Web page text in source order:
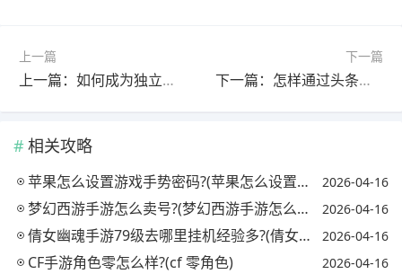
上一篇
上一篇：如何成为独立游戏制作者?(如何成为独立游戏制作者的条件)
下一篇
下一篇：怎样通过头条游戏认证的考核期?(头条游戏领域认证为什么这么难)
相关攻略
苹果怎么设置游戏手势密码?(苹果怎么设置游戏手势密码保护) 2026-04-16
梦幻西游手游怎么卖号?(梦幻西游手游怎么卖号流程) 2026-04-16
倩女幽魂手游79级去哪里挂机经验多?(倩女幽魂手游挂机到多少级可以第一天到50) 2026-04-16
CF手游角色零怎么样?(cf 零角色) 2026-04-16